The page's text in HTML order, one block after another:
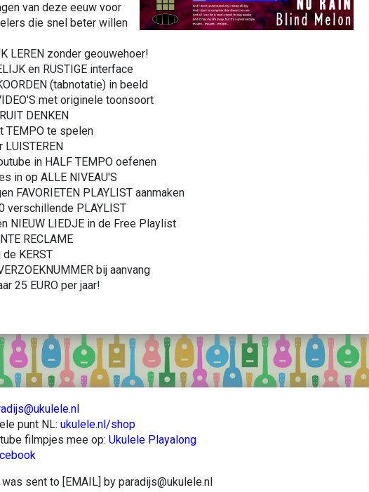
van deze eeuw voor
die snel beter willen
LEREN zonder geouwehoer!
en RUSTIGE interface
(tabnotatie) in beeld
met originele toonsoort
DENKEN
TEMPO te spelen
in HALF TEMPO oefenen
in op ALLE NIVEAU'S
FAVORIETEN PLAYLIST aanmaken
verschillende PLAYLIST
NIEUW LIEDJE in de Free Playlist
RECLAME
KERST
bij aanvang
25 EURO per jaar!
punt NL: ukulele.nl/shop
filmpjes mee op: Ukulele Playalong
sent to [EMAIL] by paradijs@ukulele.nl